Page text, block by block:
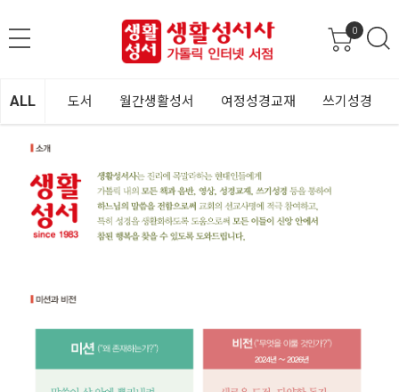
0
ALL 도서 월간생활성서 여정성경교재 쓰기성경